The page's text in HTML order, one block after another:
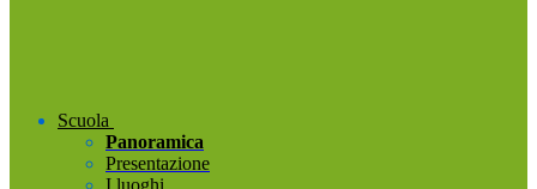
Scuola
Panoramica
Presentazione